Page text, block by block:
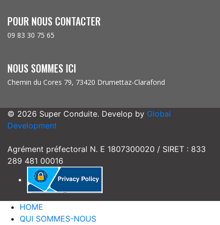
POUR NOUS CONTACTER
09 83 30 75 65
NOUS SOMMES ICI
Chemin du Cores 79, 73420 Drumettaz-Clarafond
© 2026 Super Conduite. Develop by Global
Development
Agrément préfectoral N. E 1807300020 / SIRET : 833
289 481 00016
HOME
QUI SOMMES-NOUS